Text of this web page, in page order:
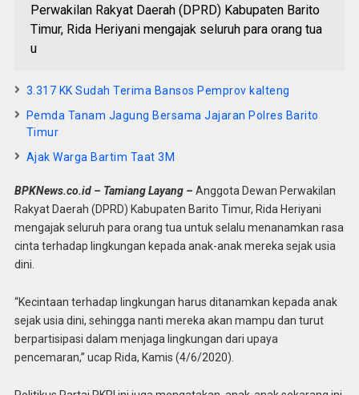
Perwakilan Rakyat Daerah (DPRD) Kabupaten Barito
Timur, Rida Heriyani mengajak seluruh para orang tua
u
3.317 KK Sudah Terima Bansos Pemprov kalteng
Pemda Tanam Jagung Bersama Jajaran Polres Barito
Timur
Ajak Warga Bartim Taat 3M
BPKNews.co.id – Tamiang Layang – Anggota Dewan Perwakilan
Rakyat Daerah (DPRD) Kabupaten Barito Timur, Rida Heriyani
mengajak seluruh para orang tua untuk selalu menanamkan rasa
cinta terhadap lingkungan kepada anak-anak mereka sejak usia
dini.
“Kecintaan terhadap lingkungan harus ditanamkan kepada anak
sejak usia dini, sehingga nanti mereka akan mampu dan turut
berpartisipasi dalam menjaga lingkungan dari upaya
pencemaran,” ucap Rida, Kamis (4/6/2020).